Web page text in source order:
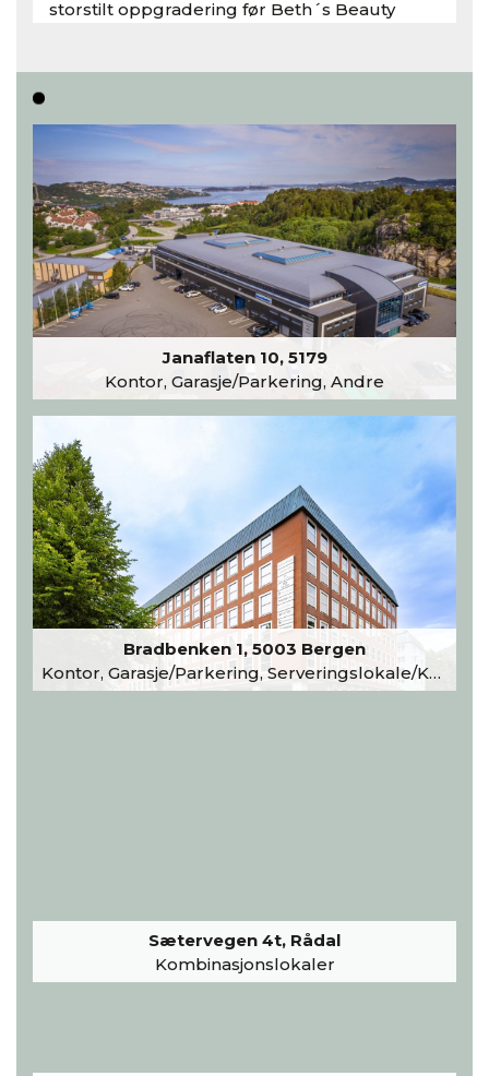
storstilt oppgradering før Beth´s Beauty
Les hele artikkelen
Janaflaten 10, 5179
Kontor, Garasje/Parkering, Andre
Bradbenken 1, 5003 Bergen
Kontor, Garasje/Parkering, Serveringslokale/Kantine, Undervisning/Arrangement
Sætervegen 4t, Rådal
Kombinasjonslokaler